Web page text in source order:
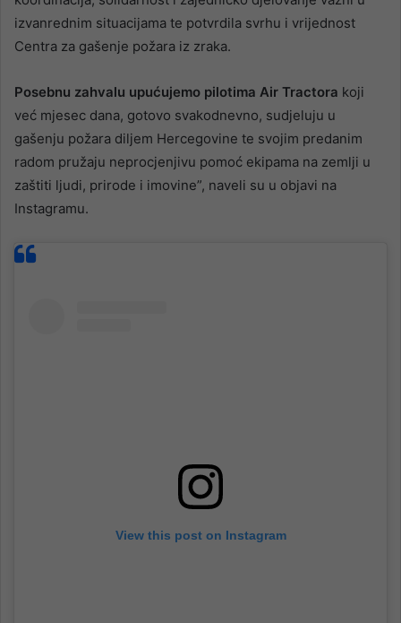
izvanrednim situacijama te potvrdila svrhu i vrijednost
Centra za gašenje požara iz zraka.
Posebnu zahvalu upućujemo pilotima Air Tractora koji
već mjesec dana, gotovo svakodnevno, sudjeluju u
gašenju požara diljem Hercegovine te svojim predanim
radom pružaju neprocjenjivu pomoć ekipama na zemlji u
zaštiti ljudi, prirode i imovine”, naveli su u objavi na
Instagramu.
View this post on Instagram